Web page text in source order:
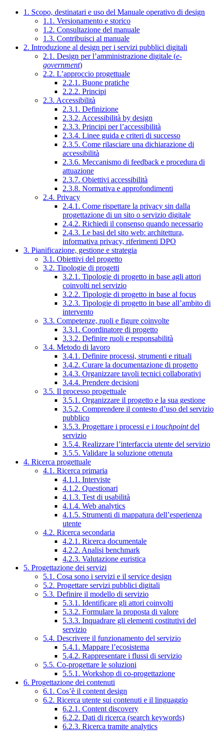
1. Scopo, destinatari e uso del Manuale operativo di design
1.1. Versionamento e storico
1.2. Consultazione del manuale
1.3. Contribuisci al manuale
2. Introduzione al design per i servizi pubblici digitali
2.1. Design per l’amministrazione digitale (e-
government)
2.2. L’approccio progettuale
2.2.1. Buone pratiche
2.2.2. Principi
2.3. Accessibilità
2.3.1. Definizione
2.3.2. Accessibilità by design
2.3.3. Principi per l’accessibilità
2.3.4. Linee guida e criteri di successo
2.3.5. Come rilasciare una dichiarazione di
accessibilità
2.3.6. Meccanismo di feedback e procedura di
attuazione
2.3.7. Obiettivi accessibilità
2.3.8. Normativa e approfondimenti
2.4. Privacy
2.4.1. Come rispettare la privacy sin dalla
progettazione di un sito o servizio digitale
2.4.2. Richiedi il consenso quando necessario
2.4.3. Le basi del sito web: architettura,
informativa privacy, riferimenti DPO
3. Pianificazione, gestione e strategia
3.1. Obiettivi del progetto
3.2. Tipologie di progetti
3.2.1. Tipologie di progetto in base agli attori
coinvolti nel servizio
3.2.2. Tipologie di progetto in base al focus
3.2.3. Tipologie di progetto in base all’ambito di
intervento
3.3. Competenze, ruoli e figure coinvolte
3.3.1. Coordinatore di progetto
3.3.2. Definire ruoli e responsabilità
3.4. Metodo di lavoro
3.4.1. Definire processi, strumenti e rituali
3.4.2. Curare la documentazione di progetto
3.4.3. Organizzare tavoli tecnici collaborativi
3.4.4. Prendere decisioni
3.5. Il processo progettuale
3.5.1. Organizzare il progetto e la sua gestione
3.5.2. Comprendere il contesto d’uso del servizio
pubblico
3.5.3. Progettare i processi e i touchpointdel
servizio
3.5.4. Realizzare l’interfaccia utente del servizio
3.5.5. Validare la soluzione ottenuta
4. Ricerca progettuale
4.1. Ricerca primaria
4.1.1. Interviste
4.1.2. Questionari
4.1.3. Test di usabilità
4.1.4. Web analytics
4.1.5. Strumenti di mappatura dell’esperienza
utente
4.2. Ricerca secondaria
4.2.1. Ricerca documentale
4.2.2. Analisi benchmark
4.2.3. Valutazione euristica
5. Progettazione dei servizi
5.1. Cosa sono i servizi e il service design
5.2. Progettare servizi pubblici digitali
5.3. Definire il modello di servizio
5.3.1. Identificare gli attori coinvolti
5.3.2. Formulare la proposta di valore
5.3.3. Inquadrare gli elementi costitutivi del
servizio
5.4. Descrivere il funzionamento del servizio
5.4.1. Mappare l’ecosistema
5.4.2. Rappresentare i flussi di servizio
5.5. Co-progettare le soluzioni
5.5.1. Workshop di co-progettazione
6. Progettazione dei contenuti
6.1. Cos’è il content design
6.2. Ricerca utente sui contenuti e il linguaggio
6.2.1. Content discovery
6.2.2. Dati di ricerca (search keywords)
6.2.3. Ricerca tramite analytics